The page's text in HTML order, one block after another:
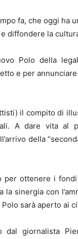
fa, che oggi ha
diffondere la
Polo della
e per annunciare
il compito di
A dare vita al
della
ottenere i
sinergia con
sarà aperto ai
dal giornalista